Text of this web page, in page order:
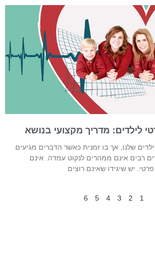
לילדים: מדריך מקצועי בנושא
שלנו, אך בו זמנית כאשר הדברים מגיעים
רבים אינם ממהרים לנקוט עמדה. אינם
יש שיגידו שאינם רוצים
4
5
6